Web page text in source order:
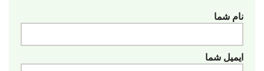
نام شما
ایمیل شما